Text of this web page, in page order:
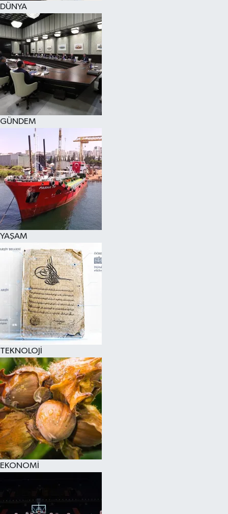
DÜNYA
GÜNDEM
YAŞAM
TEKNOLOJİ
EKONOMİ
SPOR
KÜLTÜR SANAT
FRAGMANLAR